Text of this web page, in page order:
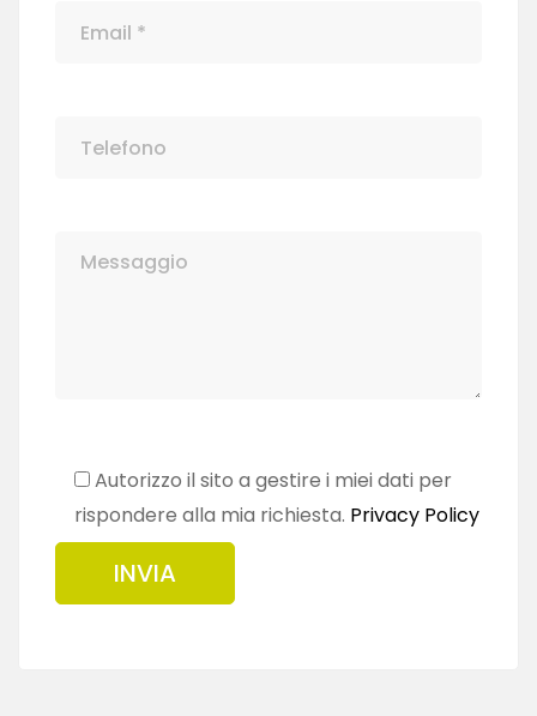
Autorizzo il sito a gestire i miei dati per
rispondere alla mia richiesta. Privacy Policy